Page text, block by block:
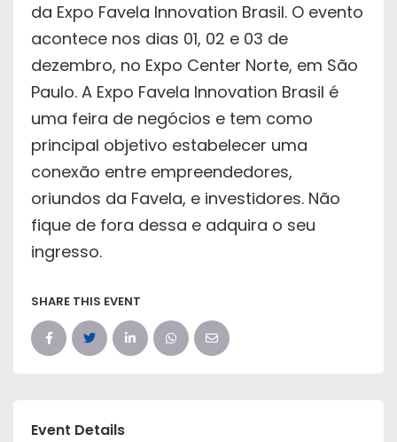
da Expo Favela Innovation Brasil. O evento
acontece nos dias 01, 02 e 03 de
dezembro, no Expo Center Norte, em São
Paulo. A Expo Favela Innovation Brasil é
uma feira de negócios e tem como
principal objetivo estabelecer uma
conexão entre empreendedores,
oriundos da Favela, e investidores. Não
fique de fora dessa e adquira o seu
ingresso.
SHARE THIS EVENT
Event Details